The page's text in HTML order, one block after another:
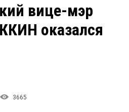
Рейтинги
Блоги
вице-мэр
оказался
3665